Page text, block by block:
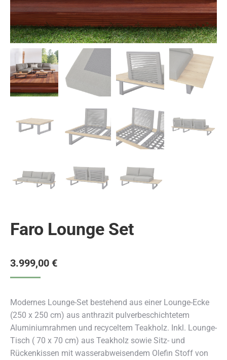
Faro Lounge Set
3.999,00 €
Modernes Lounge-Set bestehend aus einer Lounge-Ecke
(250 x 250 cm) aus anthrazit pulverbeschichtetem
Aluminiumrahmen und recyceltem Teakholz. Inkl. Lounge-
Tisch ( 70 x 70 cm) aus Teakholz sowie Sitz- und
Rückenkissen mit wasserabweisendem Olefin Stoff von